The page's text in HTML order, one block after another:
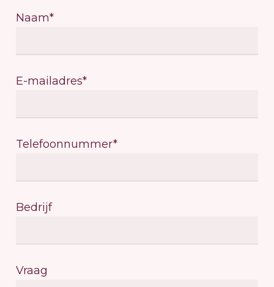
Naam*
E-mailadres*
Telefoonnummer*
Bedrijf
Vraag